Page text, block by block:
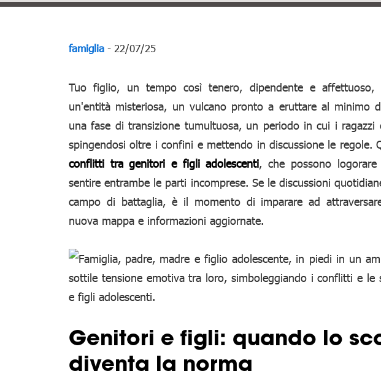
famiglia - 22/07/25
Tuo figlio, un tempo così tenero, dipendente e affettuoso,
un'entità misteriosa, un vulcano pronto a eruttare al minimo
una fase di transizione tumultuosa, un periodo in cui i ragazzi
spingendosi oltre i confini e mettendo in discussione le regole.
conflitti tra genitori e figli adolescenti, che possono
sentire entrambe le parti incomprese. Se le discussioni
campo di battaglia, è il momento di imparare ad
nuova mappa e informazioni aggiornate.
Genitori e figli: quando lo
diventa la norma